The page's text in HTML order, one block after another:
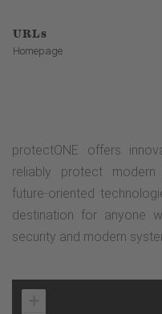
URLs
Homepage
protectONE offers
reliably protect
future-oriented
destination for anyone
security and modern